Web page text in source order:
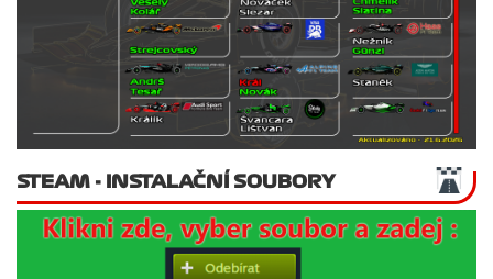
STEAM - INSTALAČNÍ SOUBORY